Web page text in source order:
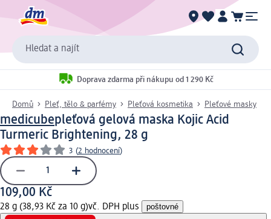
Hledat a najít
Doprava zdarma při nákupu od 1 290 Kč
Domů Pleť, tělo & parfémy Pleťová kosmetika Pleťové masky
medicubepleťová gelová maska Kojic Acid
Turmeric Brightening, 28 g
3 (2 hodnocení)
109,00 Kč
28 g (38,93 Kč za 10 g)vč. DPH plus poštovné